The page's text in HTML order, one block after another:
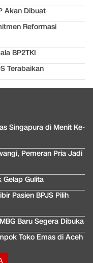
Akan Dibuat
Reformasi
BP2TKI
Terabaikan
Singapura di Menit Ke-
Pemeran Pria Jadi
Gelap Gulita
Pasien BPJS Pilih
Baru Segera Dibuka
Toko Emas di Aceh